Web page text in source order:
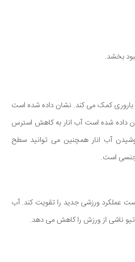
به باروری کمک می کند. نشان داده شده است
داده شده است آب انار به کاهش استرس
آب انار همچنین می توانید سطح
جنسی است.
عملکرد ورزشی جدید را تقویت کند. آب
ناشی از ورزش را کاهش می دهد.